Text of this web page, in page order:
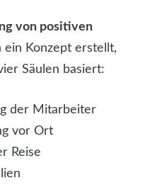
von positiven
ein Konzept erstellt,
Säulen basiert:
der Mitarbeiter
vor Ort
Reise